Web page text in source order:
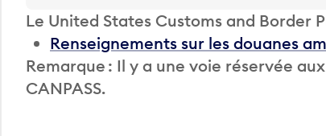
Le United States Customs and Border
Renseignements sur les douanes
Remarque : Il y a une voie réservée
CANPASS.